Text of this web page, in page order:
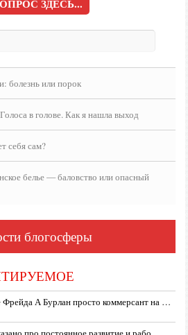
ЗДЕСЬ...
болезнь или порок
в голове. Как я нашла выход
себя сам?
белье — баловство или опасный
блогосферы
Фрейда А Бурлан просто коммерсант на …